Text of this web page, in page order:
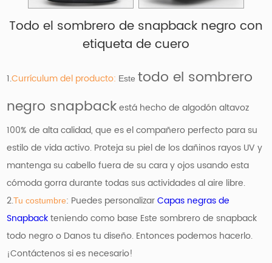
Todo el sombrero de snapback negro con
etiqueta de cuero
1.Currículum del producto: Este todo el sombrero
negro snapbackestá hecho de algodón altavoz
100% de alta calidad, que es el compañero perfecto para su
estilo de vida activo. Proteja su piel de los dañinos rayos UV y
mantenga su cabello fuera de su cara y ojos usando esta
cómoda gorra durante todas sus actividades al aire libre.
2.Tu costumbre: Puedes personalizarCapas negras de
Snapbackteniendo como base Este sombrero de snapback
todo negroo Danos tu diseño. Entonces podemos hacerlo.
¡Contáctenos si es necesario!